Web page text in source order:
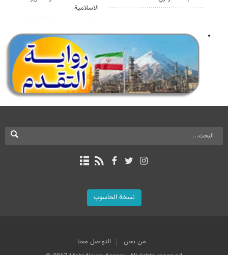
الاسلامية
نسخة الحاسوب
من نحن
التواصل معنا